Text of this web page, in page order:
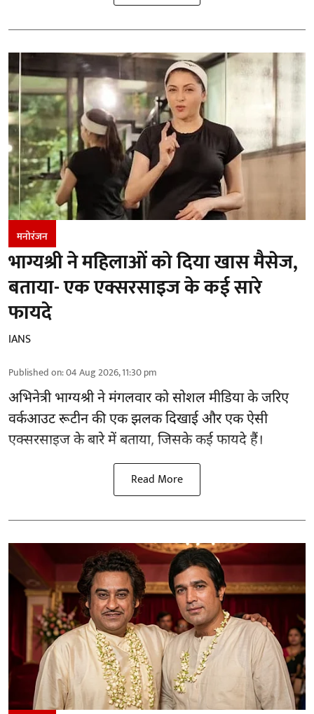
मनोरंजन
भाग्यश्री ने महिलाओं को दिया खास मैसेज,
बताया- एक एक्सरसाइज के कई सारे
फायदे
IANS
Published on:04 Aug 2026, 11:30 pm
अभिनेत्री भाग्यश्री ने मंगलवार को सोशल मीडिया के जरिए
वर्कआउट रूटीन की एक झलक दिखाई और एक ऐसी
एक्सरसाइज के बारे में बताया, जिसके कई फायदे हैं।
Read More